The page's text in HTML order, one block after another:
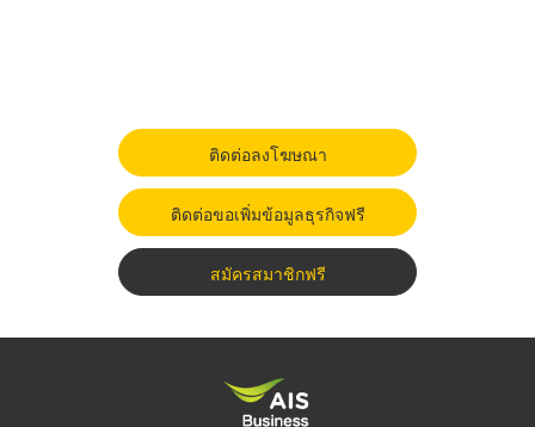
ติดต่อลงโฆษณา
ติดต่อขอเพิ่มข้อมูลธุรกิจฟรี
สมัครสมาชิกฟรี